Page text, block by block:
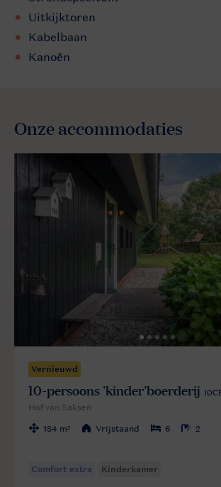
Uitkijktoren
Kabelbaan
Kanoën